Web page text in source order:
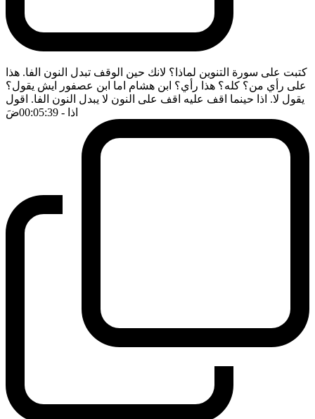
كتبت على سورة التنوين لماذا؟ لانك حين الوقف تبدل النون الفا. هذا
على رأي من؟ كله؟ هذا رأي؟ ابن هشام اما ابن عصفور ايش يقول؟
يقول لا. اذا حينما اقف عليه اقف على النون لا يبدل النون الفا. اقول
اذا - 00:05:39 ضَ